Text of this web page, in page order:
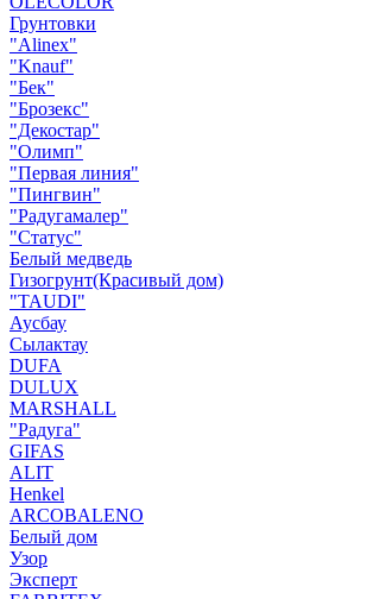
Грунтовки
"Alinex"
"Knauf"
"Бек"
"Брозекс"
"Декостар"
"Олимп"
"Первая линия"
"Пингвин"
"Радугамалер"
"Статус"
Белый медведь
Гизогрунт(Красивый дом)
"TAUDI"
Аусбау
Сылактау
DUFA
DULUX
MARSHALL
"Радуга"
GIFAS
ALIT
Henkel
ARCOBALENO
Белый дом
Узор
Эксперт